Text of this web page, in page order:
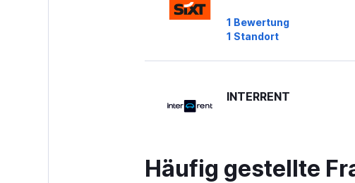
1 Bewertung
1 Standort
INTERRENT
Häufig gestellte